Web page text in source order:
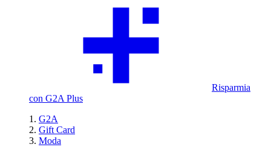
Risparmia
con G2A Plus
G2A
Gift Card
Moda